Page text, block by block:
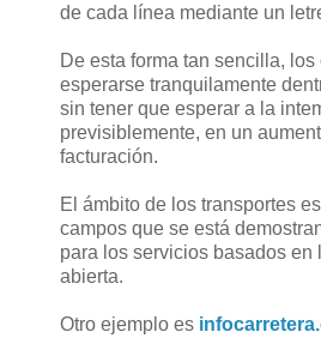
de cada línea mediante un
De esta forma tan sencilla,
esperarse tranquilamente
sin tener que esperar a la
previsiblemente, en un
facturación.
El ámbito de los transportes
campos que se está
para los servicios basados en
abierta.
Otro ejemplo es